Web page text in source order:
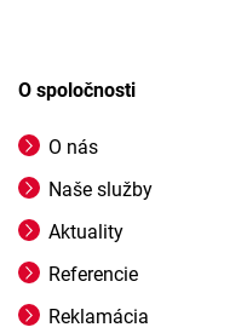
O spoločnosti
O nás
Naše služby
Aktuality
Referencie
Reklamácia